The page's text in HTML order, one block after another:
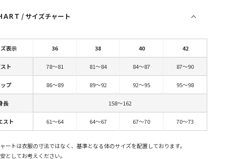
/ サイズチャート
表示 36 38 40 42
ト 78～81 81～84 84～87 87～90
プ 86～89 89～92 92～95 95～98
長 158～162
スト 61～64 64～67 67～70 70～73
ートは衣服の寸法ではなく、基準となる体のサイズを配置しております。
としてお考えください。